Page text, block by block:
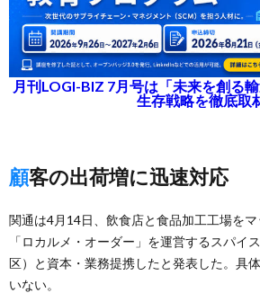
月刊LOGI-BIZ 7月号は「未来を創る
生存戦略を徹底取
顧客の出荷増に迅速対応
関通は4月14日、飲食店と食品加工工場を
「ロカルメ・オーダー」を運営するスパイ
区）と資本・業務提携したと発表した。具
いない。